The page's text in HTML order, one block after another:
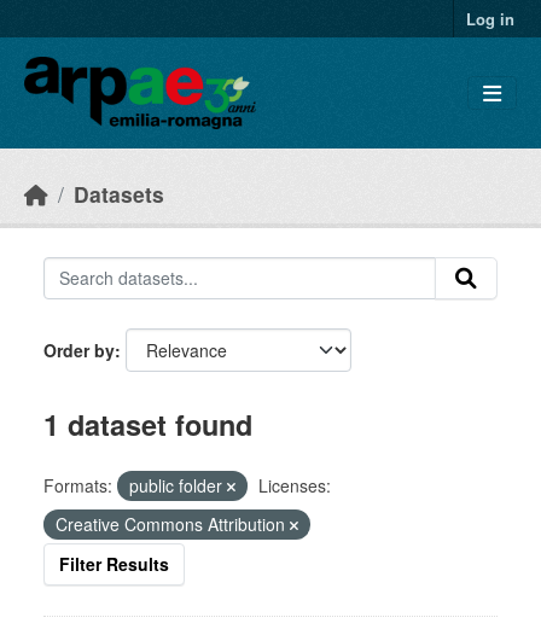
Log in
Datasets
Order by
1 dataset found
Formats: public folder
Licenses:
Creative Commons Attribution
Filter Results